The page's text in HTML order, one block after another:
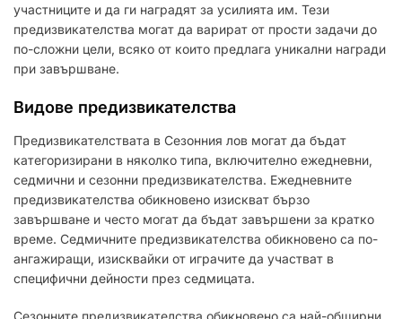
участниците и да ги наградят за усилията им. Тези
предизвикателства могат да варират от прости задачи до
по-сложни цели, всяко от които предлага уникални награди
при завършване.
Видове предизвикателства
Предизвикателствата в Сезонния лов могат да бъдат
категоризирани в няколко типа, включително ежедневни,
седмични и сезонни предизвикателства. Ежедневните
предизвикателства обикновено изискват бързо
завършване и често могат да бъдат завършени за кратко
време. Седмичните предизвикателства обикновено са по-
ангажиращи, изисквайки от играчите да участват в
специфични дейности през седмицата.
Сезонните предизвикателства обикновено са най-обширни,